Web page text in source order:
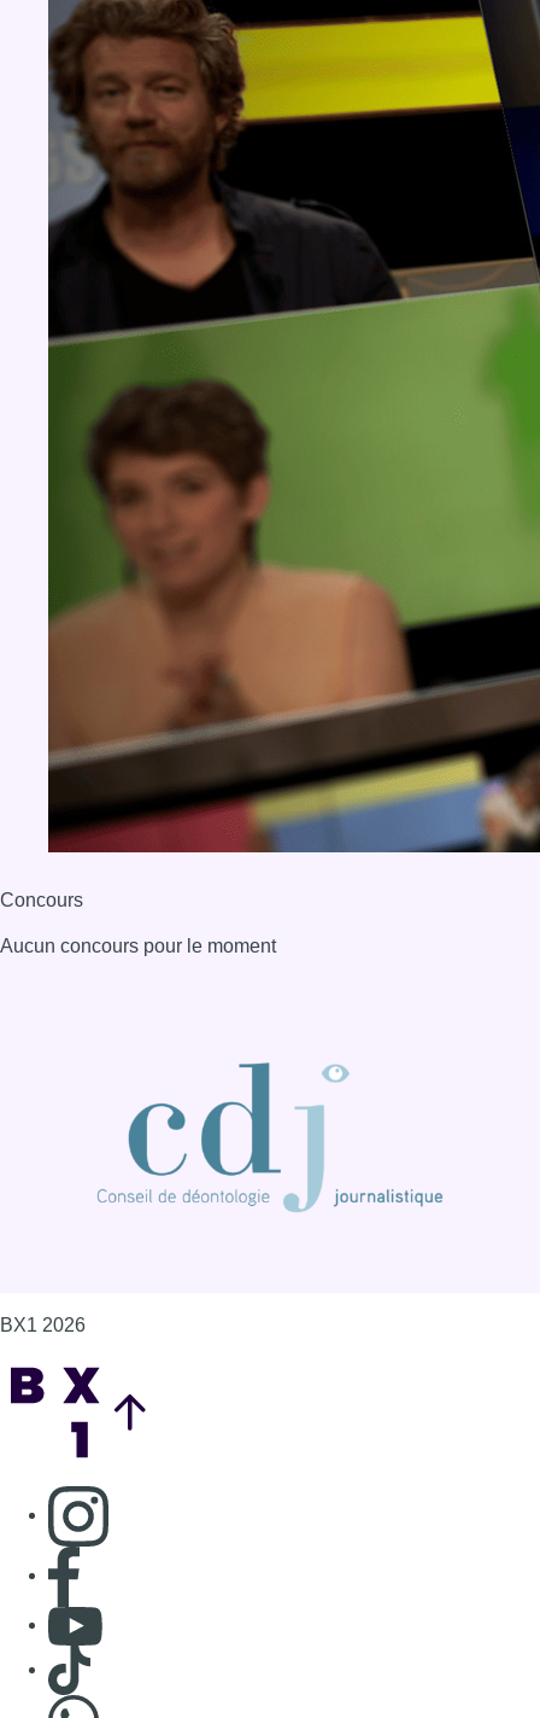
Concours
Aucun concours pour le moment
BX1 2026
Consulter page Instagram
Consulter page Facebook
Consulter Youtube
Consulter TikTok